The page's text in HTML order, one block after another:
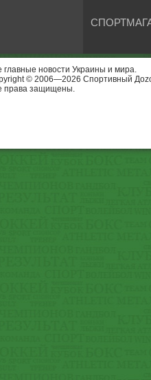
главные новости Украины и мира.
© 2006—2026 Спортивный
права защищены.